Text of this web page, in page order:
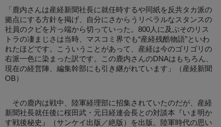
「鹿内さんは産経新聞社長に就任時するや同紙を反共タカ派の
拠点にする方針を掲げ、自分にさからうリベラルなスタンスの
社員のクビを片っ端から切っていった。800人に及ぶそのリス
トラの凄まじさは当時、マスコミ界でも“産経残酷物語”といわ
れたほどです。こういうことがあって、産経は今のゴリゴリの
右派一色に染まった訳です。この鹿内さんのDNAはもちろん、
現在の経営陣、編集幹部にも引き継がれています」（産経新聞
OB）
その鹿内は戦中、陸軍経理部に招集されていたのだが、産経
新聞社長就任後に桜田武・元日経連会長との対談本『いま明か
す戦後秘史』（サンケイ出版／絶版）を出版。陸軍時代の思い